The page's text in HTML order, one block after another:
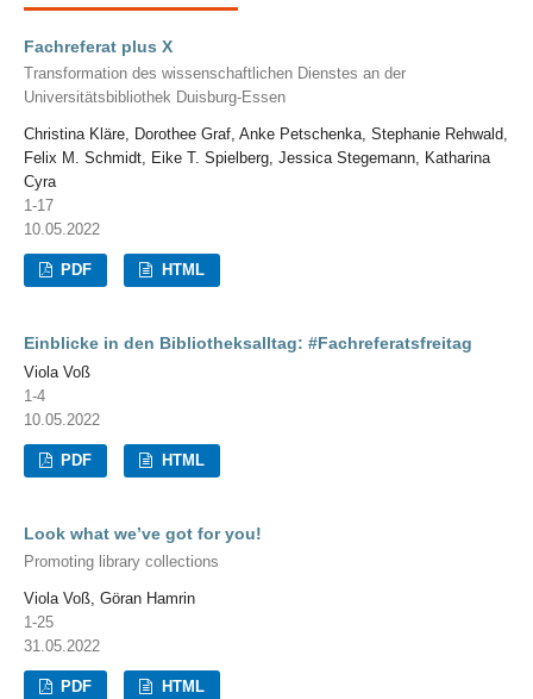
Fachreferat plus X
Transformation des wissenschaftlichen Dienstes an der
Universitätsbibliothek Duisburg-Essen
Christina Kläre, Dorothee Graf, Anke Petschenka, Stephanie Rehwald,
Felix M. Schmidt, Eike T. Spielberg, Jessica Stegemann, Katharina
Cyra
1-17
10.05.2022
PDF HTML
Einblicke in den Bibliotheksalltag: #Fachreferatsfreitag
Viola Voß
1-4
10.05.2022
PDF HTML
Look what we’ve got for you!
Promoting library collections
Viola Voß, Göran Hamrin
1-25
31.05.2022
PDF HTML